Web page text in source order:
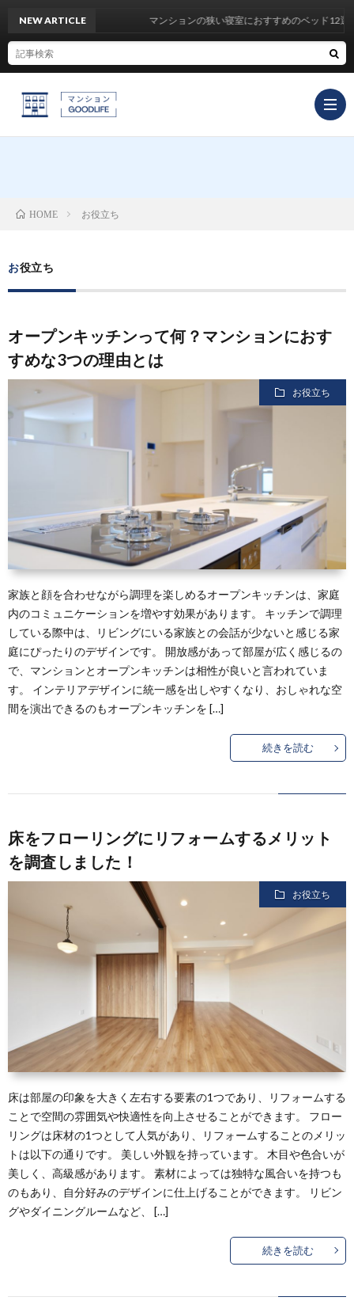
ア
ち
シ
暮
ら
NEW ARTICLE マンションの狭い寝室におすすめのベッド12選をご紹介
HOME お役立ち
お役立ち
オープンキッチンって何？マンションにおす
すめな3つの理由とは
お役立ち
家族と顔を合わせながら調理を楽しめるオープンキッチンは、家庭
内のコミュニケーションを増やす効果があります。 キッチンで調理
している際中は、リビングにいる家族との会話が少ないと感じる家
庭にぴったりのデザインです。 開放感があって部屋が広く感じるの
で、マンションとオープンキッチンは相性が良いと言われていま
す。 インテリアデザインに統一感を出しやすくなり、おしゃれな空
間を演出できるのもオープンキッチンを […]
続きを読む
床をフローリングにリフォームするメリット
を調査しました！
お役立ち
床は部屋の印象を大きく左右する要素の1つであり、リフォームする
ことで空間の雰囲気や快適性を向上させることができます。 フロー
リングは床材の1つとして人気があり、リフォームすることのメリッ
トは以下の通りです。 美しい外観を持っています。 木目や色合いが
美しく、高級感があります。 素材によっては独特な風合いを持つも
のもあり、自分好みのデザインに仕上げることができます。 リビン
グやダイニングルームなど、 […]
続きを読む